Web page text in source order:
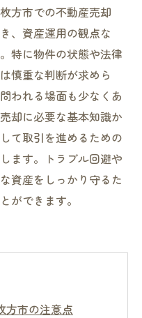
方市での不動産売却
、資産運用の観点な
特に物件の状態や法律
慎重な判断が求めら
われる場面も少なくあ
却に必要な基本知識か
て取引を進めるための
ます。トラブル回避や
資産をしっかり守るた
ができます。
方市の注意点